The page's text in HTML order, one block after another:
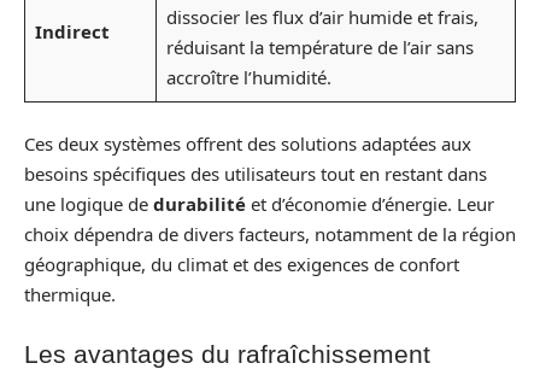
Indirect
dissocier les flux d’air humide et frais,
réduisant la température de l’air sans
accroître l’humidité.
Ces deux systèmes offrent des solutions adaptées aux
besoins spécifiques des utilisateurs tout en restant dans
une logique de durabilité et d’économie d’énergie. Leur
choix dépendra de divers facteurs, notamment de la région
géographique, du climat et des exigences de confort
thermique.
Les avantages du rafraîchissement